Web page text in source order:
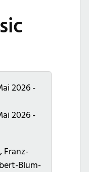
2026 -
2026 -
Franz-
Blum-